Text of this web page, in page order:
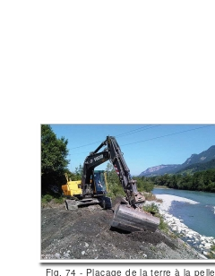
Fig. 74 - Placage de la terre à la pelle